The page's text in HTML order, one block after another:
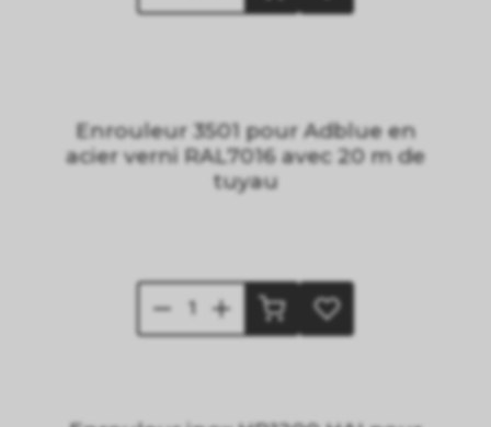
Enrouleur 3501 pour Adblue en
acier verni RAL7016 avec 20 m de
tuyau